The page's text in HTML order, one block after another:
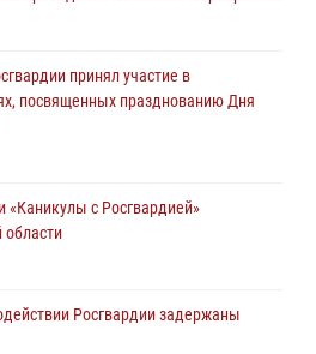
принял участие в
посвященных празднованию Дня
«Каникулы с Росгвардией»
Росгвардии задержаны